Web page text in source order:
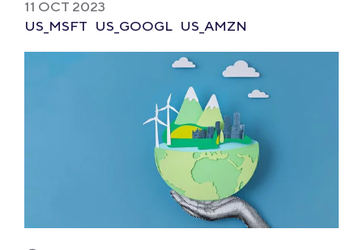
11 OCT 2023
US_MSFT US_GOOGL US_AMZN